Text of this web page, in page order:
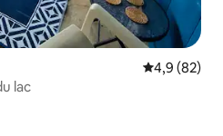
Évaluation
4,9 (82)
lac